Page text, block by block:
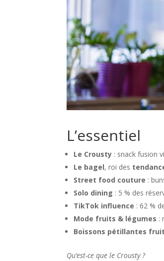
L’essentiel
Le Crousty : snack fusion
Le bagel, roi des
Street food couture :
Solo dining : 5 % des
TikTok influence : 62 %
Mode fruits & légumes :
Boissons pétillantes
Qu’est-ce que le Crousty ?